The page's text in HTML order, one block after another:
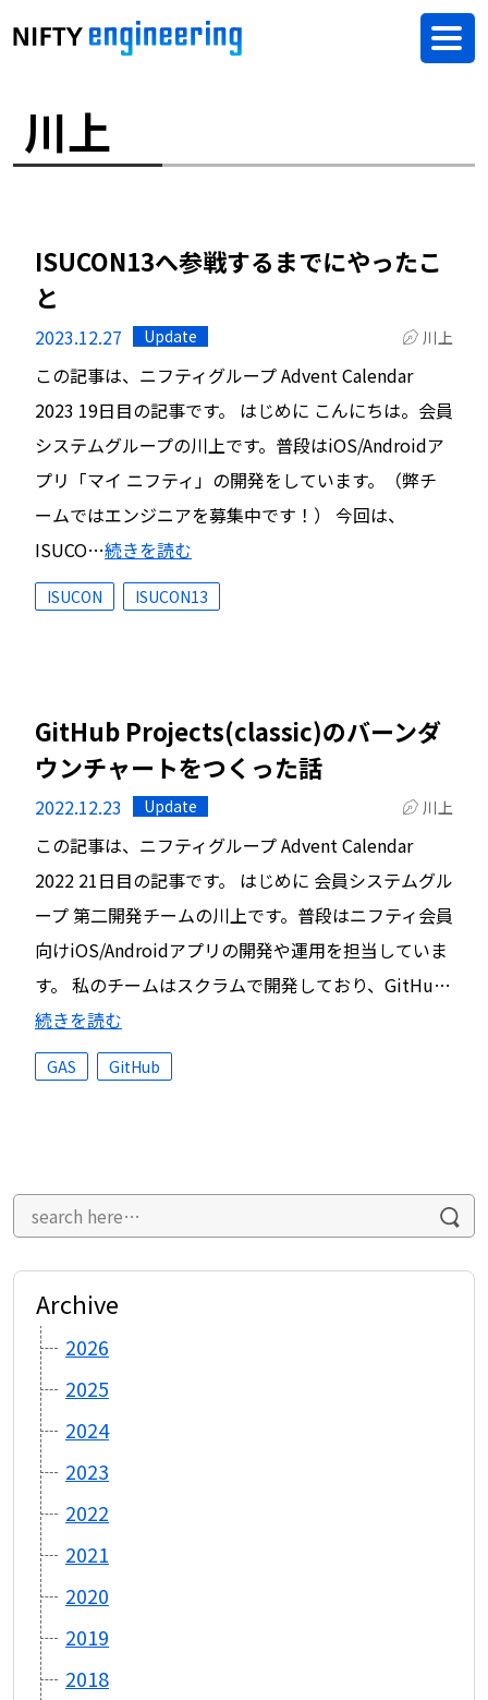
川上
ISUCON13へ参戦するまでにやったこ
と
2023.12.27 Update 川上
この記事は、ニフティグループ Advent Calendar
2023 19日目の記事です。 はじめに こんにちは。会員
システムグループの川上です。普段はiOS/Androidア
プリ「マイ ニフティ」の開発をしています。（弊チ
ームではエンジニアを募集中です！） 今回は、
ISUCO…続きを読む
ISUCON ISUCON13
GitHub Projects(classic)のバーンダ
ウンチャートをつくった話
2022.12.23 Update 川上
この記事は、ニフティグループ Advent Calendar
2022 21日目の記事です。 はじめに 会員システムグル
ープ 第二開発チームの川上です。普段はニフティ会員
向けiOS/Androidアプリの開発や運用を担当していま
す。 私のチームはスクラムで開発しており、GitHu…
続きを読む
GAS GitHub
Archive
2026
2025
2024
2023
2022
2021
2020
2019
2018